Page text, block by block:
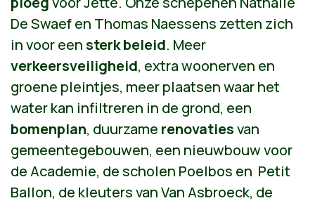
De Swaef en Thomas Naessens zetten zich
in voor eensterk beleid. Meer
verkeersveiligheid, extra woonerven en
groene pleintjes, meer plaatsen waar het
water kan infiltreren in de grond, een
bomenplan, duurzame renovatiesvan
gemeentegebouwen, een nieuwbouw voor
de Academie, de scholen Poelbos en Petit
Ballon, de kleuters van Van Asbroeck, de